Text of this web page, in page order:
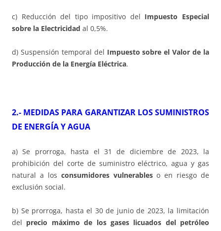
c) Reducción del tipo impositivo del Impuesto Especial
sobre la Electricidad al 0,5%.
d) Suspensión temporal del Impuesto sobre el Valor de la
Producción de la Energía Eléctrica.
2.- MEDIDAS PARA GARANTIZAR LOS SUMINISTROS
DE ENERGÍA Y AGUA
a) Se prorroga, hasta el 31 de diciembre de 2023, la
prohibición del corte de suministro eléctrico, agua y gas
natural a los consumidores vulnerableso en riesgo de
exclusión social.
b) Se prorroga, hasta el 30 de junio de 2023, la limitación
del precio máximo de los gases licuados del petróleo